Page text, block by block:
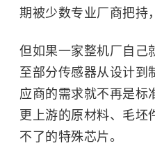
期被少数专业厂商把持
但如果一家整机厂自己
至部分传感器从设计到
应商的需求就不再是标
更上游的原材料、毛坯
不了的特殊芯片。